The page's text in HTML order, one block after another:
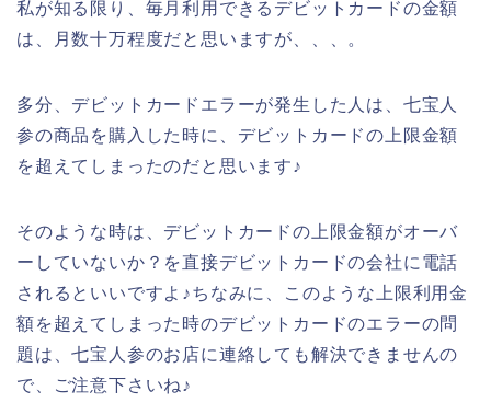
私が知る限り、毎月利用できるデビットカードの金額
は、月数十万程度だと思いますが、、、。
多分、デビットカードエラーが発生した人は、七宝人
参の商品を購入した時に、デビットカードの上限金額
を超えてしまったのだと思います♪
そのような時は、デビットカードの上限金額がオーバ
ーしていないか？を直接デビットカードの会社に電話
されるといいですよ♪ちなみに、このような上限利用金
額を超えてしまった時のデビットカードのエラーの問
題は、七宝人参のお店に連絡しても解決できませんの
で、ご注意下さいね♪